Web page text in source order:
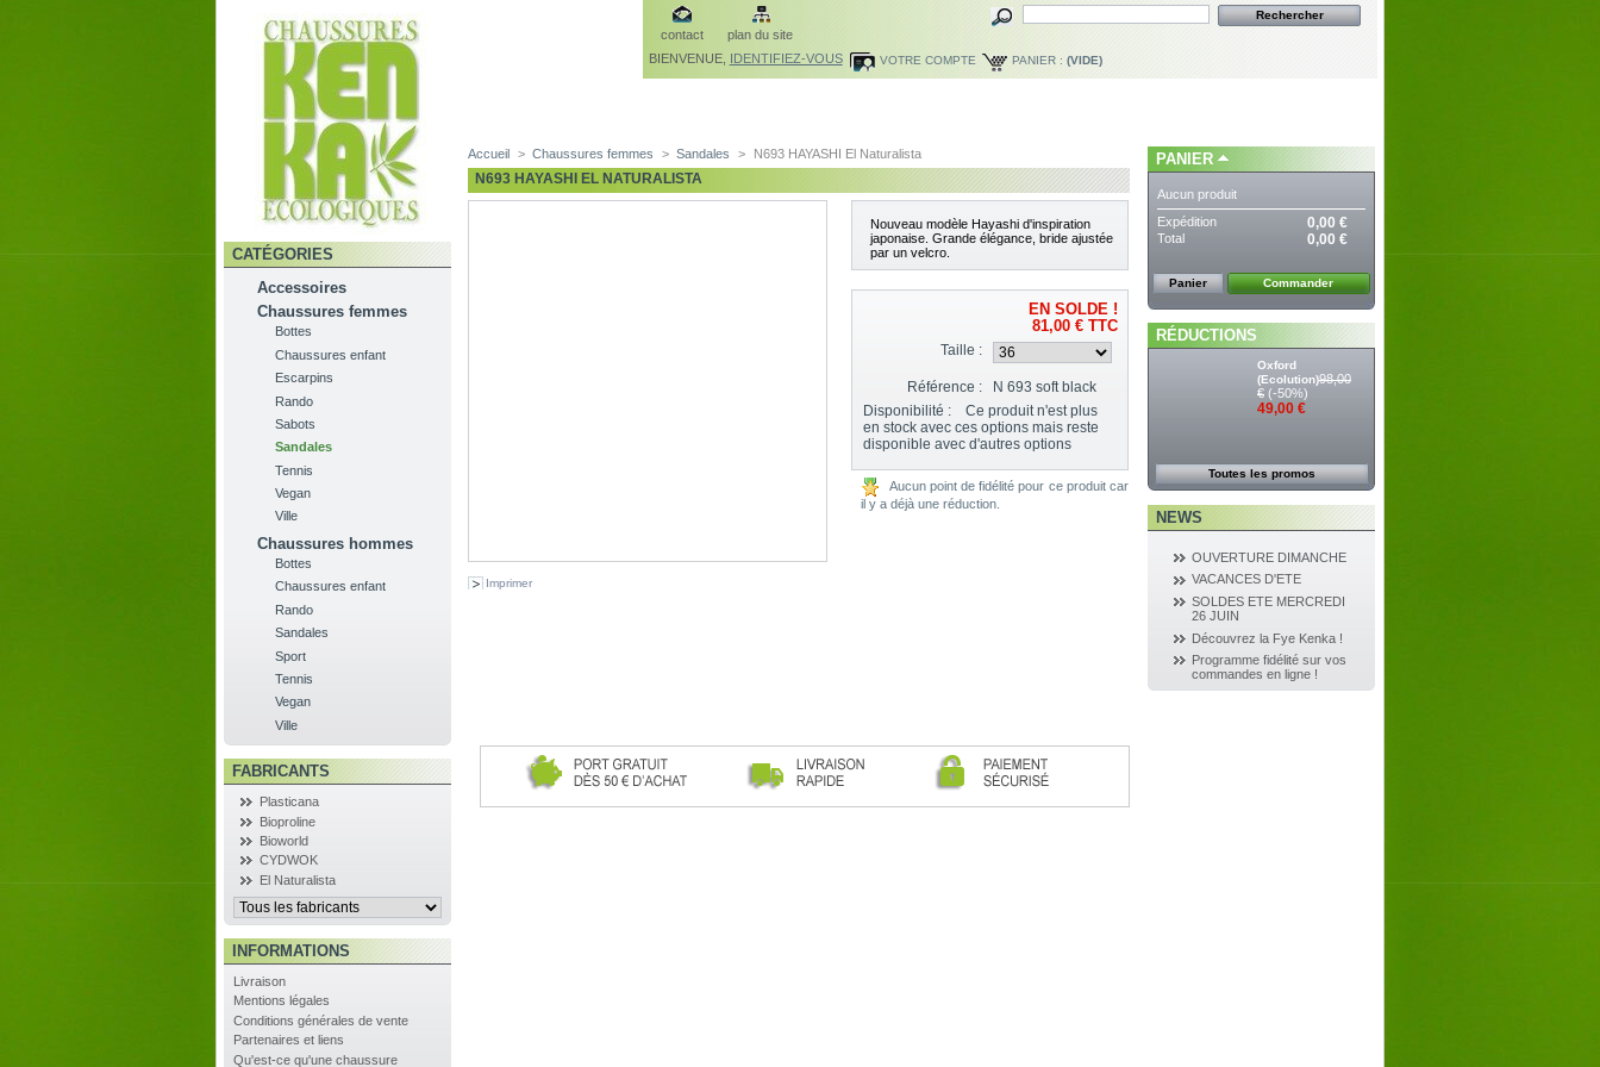
contact
plan du site
BIENVENUE,
IDENTIFIEZ-VOUS PANIER : (VIDE)
VOTRE COMPTE
CATÉGORIES
Accessoires
Chaussures femmes
Bottes
Chaussures enfant
Escarpins
Rando
Sabots
Sandales
Tennis
Vegan
Ville
Chaussures hommes
Bottes
Chaussures enfant
Rando
Sandales
Sport
Tennis
Vegan
Ville
FABRICANTS
Plasticana
Bioproline
Bioworld
CYDWOK
El Naturalista
INFORMATIONS
Livraison
Mentions légales
Conditions générales de vente
Partenaires et liens
Qu'est-ce qu'une chaussure
Accueil > Chaussures femmes > Sandales > N693 HAYASHI El Naturalista
N693 HAYASHI EL NATURALISTA
Imprimer
Nouveau modèle Hayashi d'inspiration
japonaise. Grande élégance, bride ajustée
par un velcro.
EN SOLDE !
81,00 €TTC
Taille :
Référence :
N 693 soft black
Disponibilité :
Ce produit n'est plus
en stock avec ces options mais reste
disponible avec d'autres options
Aucun point de fidélité pour ce produit car
il y a déjà une réduction.
PANIER
Aucun produit
Expédition
0,00 €
Total 0,00 €
Panier Commander
RÉDUCTIONS
Oxford
(Ecolution)98,00
€ (-50%)
49,00 €
Toutes les promos
NEWS
OUVERTURE DIMANCHE
VACANCES D'ETE
SOLDES ETE MERCREDI
26 JUIN
Découvrez la Fye Kenka !
Programme fidélité sur vos
commandes en ligne !